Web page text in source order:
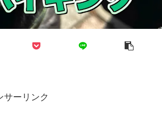
サーリンク